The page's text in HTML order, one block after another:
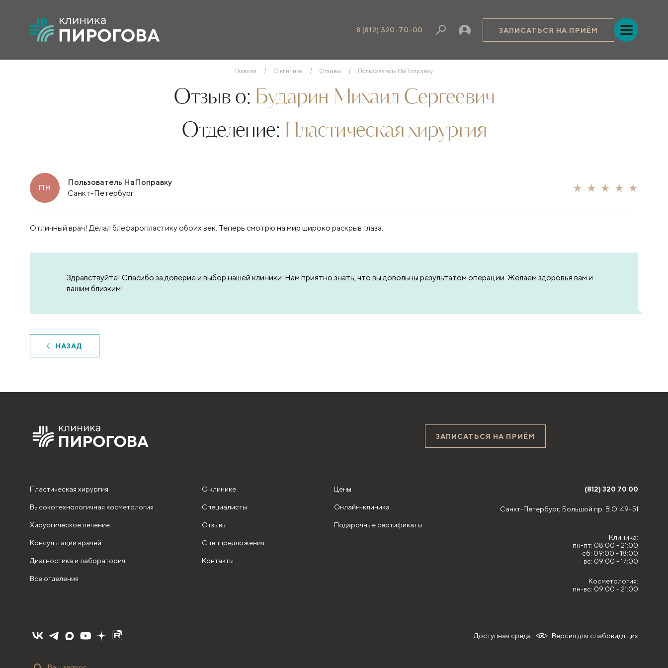
8 (812) 320-70-00 ЗАПИСАТЬСЯ НА ПРИЁМ
Главная О клинике Отзывы Пользователь НаПоправку
Отзыв о: Бударин Михаил Сергеевич
Отделение: Пластическая хирургия
ПН
Пользователь НаПоправку
Санкт-Петербург
Отличный врач! Делал блефаропластику обоих век. Теперь смотрю на мир широко раскрыв глаза.
Здравствуйте! Спасибо за доверие и выбор нашей клиники. Нам приятно знать, что вы довольны результатом операции. Желаем здоровья вам и
вашим близким!
НАЗАД
ЗАПИСАТЬСЯ НА ПРИЁМ
Пластическая хирургия
Высокотехнологичная косметология
Хирургическое лечение
Консультации врачей
Диагностика и лаборатория
Все отделения
О клинике
Специалисты
Отзывы
Спецпредложения
Контакты
Цены
Онлайн-клиника
Подарочные сертификаты
(812) 320 70 00
Санкт-Петербург, Большой пр. В.О. 49-51
Клиника:
пн-пт: 08:00 - 21:00
сб: 09:00 - 18:00
вс: 09:00 - 17:00
Косметология:
пн-вс: 09:00 - 21:00
Версия для слабовидящих
Доступная среда